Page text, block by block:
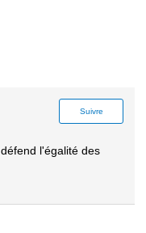
Suivre
l'égalité des